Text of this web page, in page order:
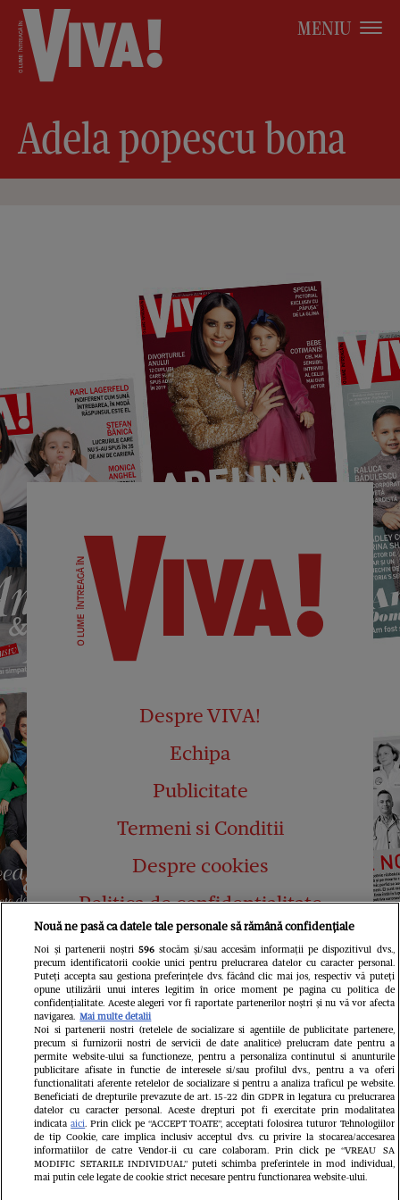
MENIU
Adela popescu bona
Despre VIVA!
Echipa
Publicitate
Termeni si Conditii
Despre cookies
Politica de confidențialitate
Abonamente
Contact
Pariază responsabil! Decizia ONJN nr.
821/25.09.2025.
Jocurile de noroc sunt interzise minorilor.
LINKS
Nouă ne pasă ca datele tale personale să rămână confidențiale
Noi și partenerii noștri 596stocăm și/sau accesăm informații pe dispozitivul dvs.,
precum identificatorii cookie unici pentru prelucrarea datelor cu caracter personal.
Puteți accepta sau gestiona preferințele dvs. făcând clic mai jos, respectiv vă puteți
opune utilizării unui interes legitim în orice moment pe pagina cu politica de
confidențialitate. Aceste alegeri vor fi raportate partenerilor noștri și nu vă vor afecta
navigarea. Mai multe detalii
Noi si partenerii nostri (retelele de socializare si agentiile de publicitate partenere,
precum si furnizorii nostri de servicii de date analitice) prelucram date pentru a
permite website-ului sa functioneze, pentru a personaliza continutul si anunturile
publicitare afisate in functie de interesele si/sau profilul dvs., pentru a va oferi
functionalitati aferente retelelor de socializare si pentru a analiza traficul pe website.
Beneficiati de drepturile prevazute de art. 15-22 din GDPR in legatura cu prelucrarea
datelor cu caracter personal. Aceste drepturi pot fi exercitate prin modalitatea
indicataaici. Prin click pe “ACCEPT TOATE”, acceptati folosirea tuturor Tehnologiilor
de tip Cookie, care implica inclusiv acceptul dvs. cu privire la stocarea/accesarea
informatiilor de catre Vendor-ii cu care colaboram. Prin click pe “VREAU SA
MODIFIC SETARILE INDIVIDUAL” puteti schimba preferintele in mod individual,
mai putin cele legate de cookie strict necesare pentru functionarea website-ului.